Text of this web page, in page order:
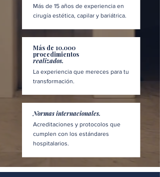
Más de 15 años de experiencia en
cirugía estética, capilar y bariátrica.
Más de 10.000
procedimientos
realizados.
La experiencia que mereces para tu
transformación.
Normas internacionales.
Acreditaciones y protocolos que
cumplen con los estándares
hospitalarios.